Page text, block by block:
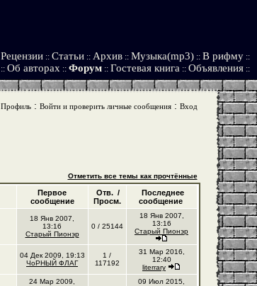
Рецензии :: Статьи :: Архив :: Музыка(mp3) :: В рифму ::
:: Об авторах :: Форум :: Гостевая книга :: Объявления ::
Профиль: Войти и проверить личные сообщения: Вход
Отметить все темы как прочтённые
Первое
сообщение
Отв. /
Просм.
Последнее
сообщение
18 Янв 2007,
13:16
Старый Пионэр
0 / 25144
18 Янв 2007,
13:16
Старый Пионэр
04 Дек 2009, 19:13
ЧоРНЫЙ ФЛАГ
1 /
117192
31 Мар 2016,
12:40
literrary
24 Мар 2009,
09 Июл 2015,